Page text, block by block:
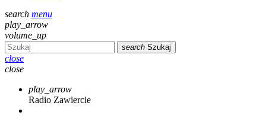
search menu
play_arrow
volume_up
search Szukaj
close
close
play_arrow
Radio Zawiercie